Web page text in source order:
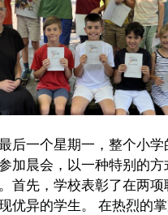
后一个星期一，整个小学
加晨会，以一种特别的
首先，学校表彰了在两项
优异的学生。 在热烈的